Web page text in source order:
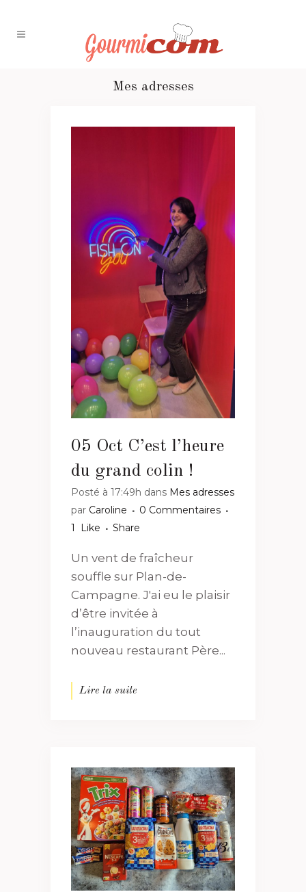
Mes adresses
05 Oct C’est l’heure
du grand colin !
Posté à 17:49h dans Mes adresses
par Caroline
0 Commentaires
1
Like Share
Un vent de fraîcheur
souffle sur Plan-de-
Campagne. J'ai eu le plaisir
d’être invitée à
l’inauguration du tout
nouveau restaurant Père...
Lire la suite